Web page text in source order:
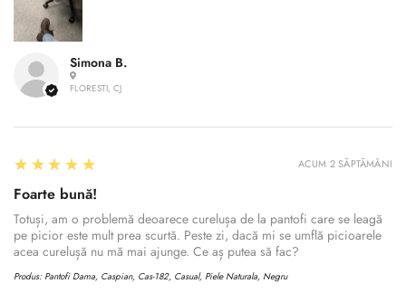
Simona B.
FLORESTI, CJ
5
★★★★★
Foarte bună!
Totuși, am o problemă deoarece curelușa de la pantofi care se leagă
pe picior este mult prea scurtă. Peste zi, dacă mi se umflă picioarele
acea curelușă nu mă mai ajunge. Ce aș putea să fac?
Produs: Pantofi Dama, Caspian, Cas-182, Casual, Piele Naturala, Negru
ACUM 2 SĂPTĂMÂNI